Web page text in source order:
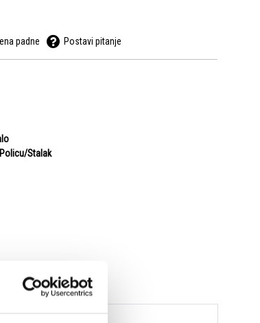
padne Postavi pitanje
Stalak